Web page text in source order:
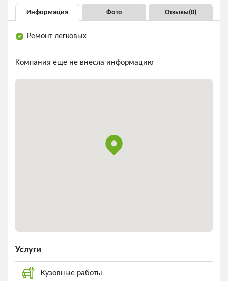
Информация Фото Отзывы(0)
Ремонт легковых
Компания еще не внесла информацию
Услуги
Кузовные работы